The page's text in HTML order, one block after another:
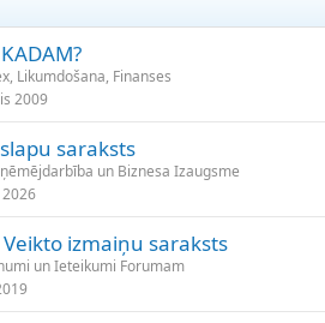
Likumdošana, Finanses
2009
saraksts
un Biznesa Izaugsme
2026
Veikto izmaiņu saraksts
un Ieteikumi Forumam